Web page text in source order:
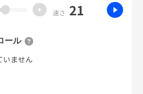
+ 速さ 21
ール
いません